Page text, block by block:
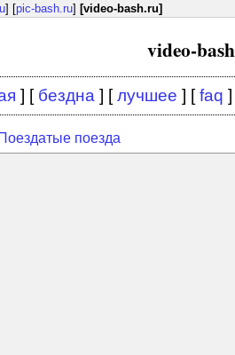
] [pic-bash.ru] [video-bash.ru]
video-
] [ бездна ] [лучшее ] [faq ]
Поездатые поезда